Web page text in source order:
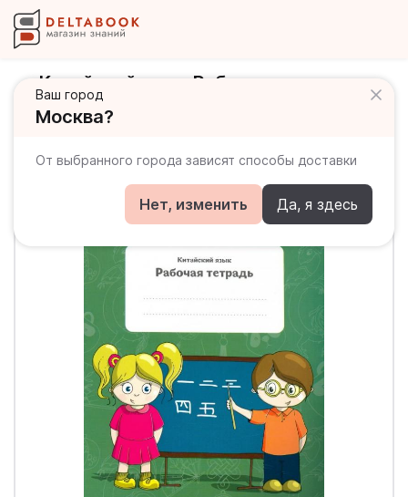
Ваш город
Москва?
От выбранного города зависят способы доставки
Нет, изменить Да, я здесь
Китайский язык. Рабочая тетрадь
"Окружающий мир"